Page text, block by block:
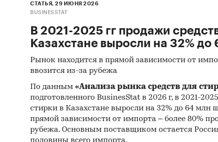
СТАТЬЯ, 29 ИЮНЯ 2026
BUSINESSTAT
В 2021-2025 гг продажи
Казахстане выросли на 32%
Рынок находится в прямой зависимости от
ввозится из-за рубежа
По данным «Анализа рынка средств для
подготовленного BusinesStat в 2026 г, в 2021-
стирки в Казахстане выросли на 32% до 64 млн
прямой зависимости от импорта – более 80%
рубежа. Основным поставщиком остается
половины всего импорта.